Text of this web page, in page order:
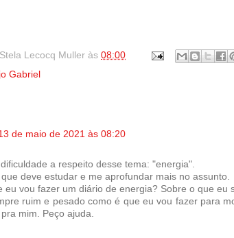
Lecocq Muller às 08:00
Gabriel
de maio de 2021 às 08:20
a respeito desse tema: "energia".
que deve estudar e me aprofundar mais no assunto.
eu vou fazer um diário de energia? Sobre o que eu
ruim e pesado como é que eu vou fazer para
mim. Peço ajuda.